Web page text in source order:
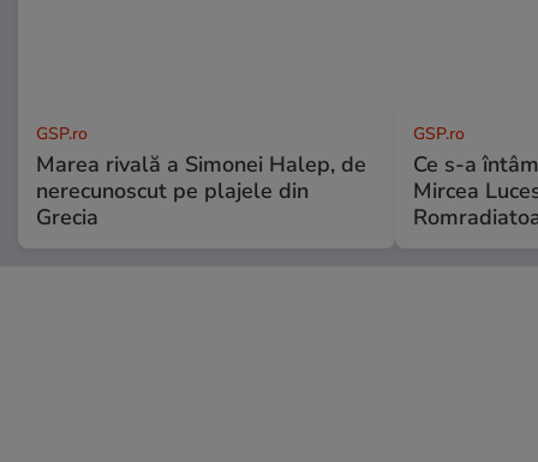
GSP.ro
Marea rivală a Simonei Halep, de
nerecunoscut pe plajele din
Grecia
GSP.ro
Ce s-a
Mircea